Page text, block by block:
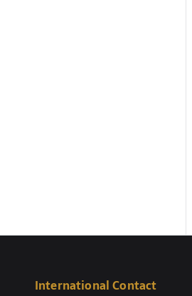
International Contact